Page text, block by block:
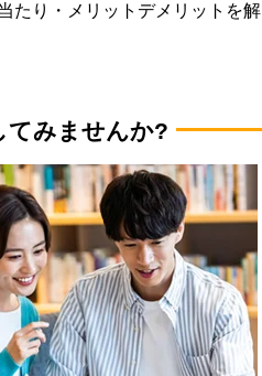
たり・メリットデメリットを解
てみませんか?